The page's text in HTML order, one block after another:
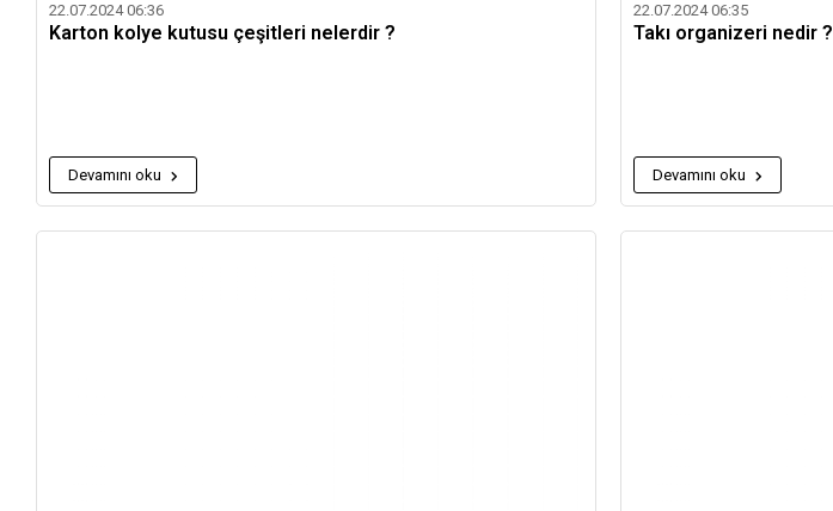
22.07.2024 06:36
Karton kolye kutusu çeşitleri nelerdir ?
Devamını oku
22.07.2024 06:35
Takı organizeri nedir ?
Devamını oku